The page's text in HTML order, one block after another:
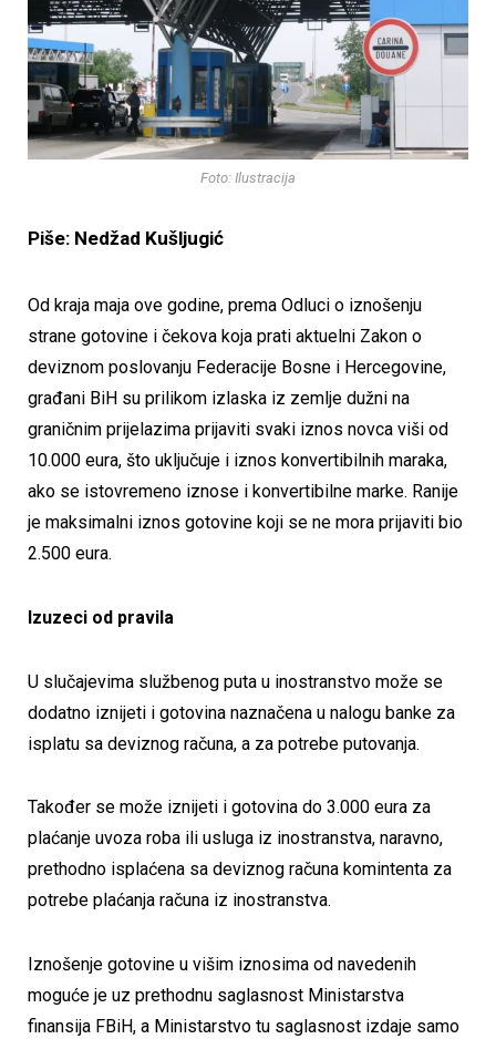
Foto: Ilustracija
Piše: Nedžad Kušljugić
Od kraja maja ove godine, prema Odluci o iznošenju
strane gotovine i čekova koja prati aktuelni Zakon o
deviznom poslovanju Federacije Bosne i Hercegovine,
građani BiH su prilikom izlaska iz zemlje dužni na
graničnim prijelazima prijaviti svaki iznos novca viši od
10.000 eura, što uključuje i iznos konvertibilnih maraka,
ako se istovremeno iznose i konvertibilne marke. Ranije
je maksimalni iznos gotovine koji se ne mora prijaviti bio
2.500 eura.
Izuzeci od pravila
U slučajevima službenog puta u inostranstvo može se
dodatno iznijeti i gotovina naznačena u nalogu banke za
isplatu sa deviznog računa, a za potrebe putovanja.
Također se može iznijeti i gotovina do 3.000 eura za
plaćanje uvoza roba ili usluga iz inostranstva, naravno,
prethodno isplaćena sa deviznog računa komintenta za
potrebe plaćanja računa iz inostranstva.
Iznošenje gotovine u višim iznosima od navedenih
moguće je uz prethodnu saglasnost Ministarstva
finansija FBiH, a Ministarstvo tu saglasnost izdaje samo